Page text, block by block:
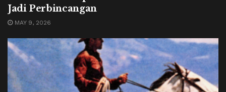
Jadi Perbincangan
MAY 9, 2026